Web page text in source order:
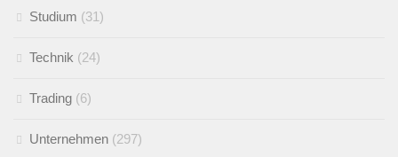
Studium (31)
Technik (24)
Trading (6)
Unternehmen (297)